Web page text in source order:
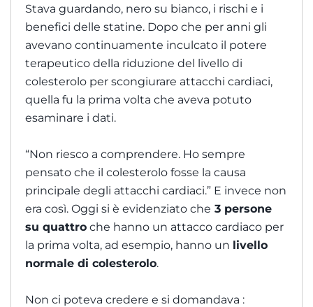
Stava guardando, nero su bianco, i rischi e i
benefici delle statine. Dopo che per anni gli
avevano continuamente inculcato il potere
terapeutico della riduzione del livello di
colesterolo per scongiurare attacchi cardiaci,
quella fu la prima volta che aveva potuto
esaminare i dati.
“Non riesco a comprendere. Ho sempre
pensato che il colesterolo fosse la causa
principale degli attacchi cardiaci.” E invece non
era così. Oggi si è evidenziato che 3 persone
su quattro che hanno un attacco cardiaco per
la prima volta, ad esempio, hanno un livello
normale di colesterolo.
Non ci poteva credere e si domandava :